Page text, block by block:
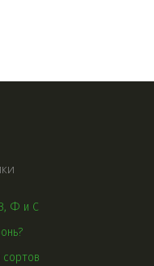
Ф и С
сортов